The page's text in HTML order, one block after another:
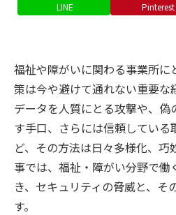
LINE Pinterest
福祉や障がいに関わる事業所に
策は今や避けて通れない重要な
データを人質にとる攻撃や、
す手口、さらには信頼してい
ど、その方法は日々多様化、巧
事では、福祉・障がい分野で働
き、セキュリティの脅威と、そ
す。